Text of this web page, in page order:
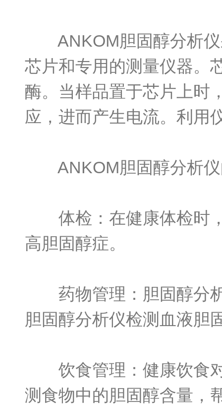
ANKOM胆固醇分析仪
芯片和专用的测量仪器。
酶。当样品置于芯片上时
应，进而产生电流。利用
ANKOM胆固醇分析仪
体检：在健康体检时，
高胆固醇症。
药物管理：胆固醇分析
胆固醇分析仪检测血液胆
饮食管理：健康饮食对
测食物中的胆固醇含量，